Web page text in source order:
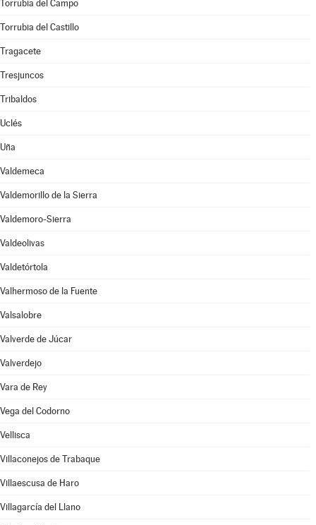
Torrubia del Campo
Torrubia del Castillo
Tragacete
Tresjuncos
Tribaldos
Uclés
Uña
Valdemeca
Valdemorillo de la Sierra
Valdemoro-Sierra
Valdeolivas
Valdetórtola
Valhermoso de la Fuente
Valsalobre
Valverde de Júcar
Valverdejo
Vara de Rey
Vega del Codorno
Vellisca
Villaconejos de Trabaque
Villaescusa de Haro
Villagarcía del Llano